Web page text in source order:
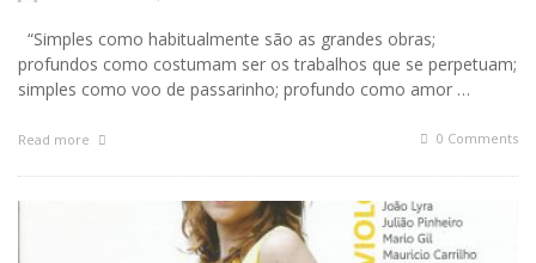
“Simples como habitualmente são as grandes obras;
profundos como costumam ser os trabalhos que se perpetuam;
simples como voo de passarinho; profundo como amor …
Read more 0 Comments